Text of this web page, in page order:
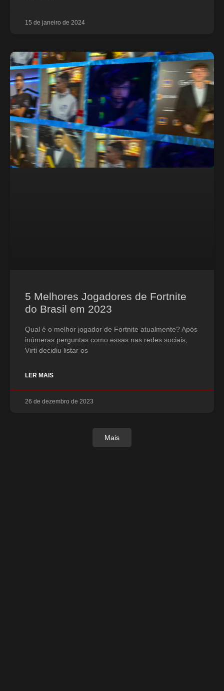
15 de janeiro de 2024
5 Melhores Jogadores de Fortnite
do Brasil em 2023
Qual é o melhor jogador de Fortnite atualmente? Após
inúmeras perguntas como essas nas redes sociais,
Virti decidiu listar os
LER MAIS
26 de dezembro de 2023
Mais